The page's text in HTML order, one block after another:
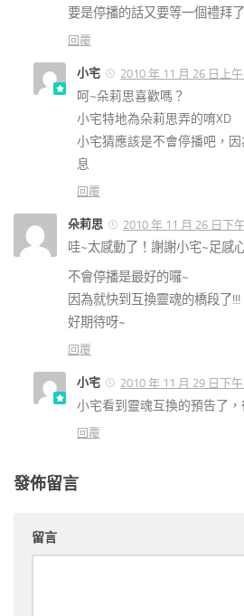
要是停播的話又要等一個禮拜
回覆
小宅 2010 年 11 月 26 日上
呵~朵莉思喜歡嗎？
小宅特地為朵莉思弄的唷XD
小宅猜應該是不會停播吧，
息
回覆
朵莉思 2010 年 11 月 26 日下
哇~太感動了！謝謝小宅~足感
不會停播是最好的囉~
因為就快到互換靈魂的橋段了!!!
好期待呀~
回覆
小宅 2010 年 11 月 29 日下
小宅看到靈魂互換的預告了，
回覆
發佈留言
留言